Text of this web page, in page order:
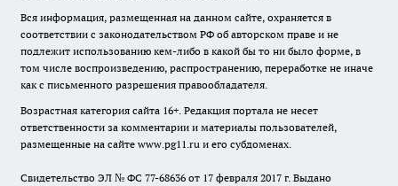
Вся информация, размещенная на данном сайте, охраняется в
соответствии с законодательством РФ об авторском праве и не
подлежит использованию кем-либо в какой бы то ни было форме, в
том числе воспроизведению, распространению, переработке не иначе
как с письменного разрешения правообладателя.
Возрастная категория сайта 16+. Редакция портала не несет
ответственности за комментарии и материалы пользователей,
размещенные на сайте www.pg11.ru и его субдоменах.
Свидетельство ЭЛ № ФС 77-68636 от 17 февраля 2017 г. Выдано